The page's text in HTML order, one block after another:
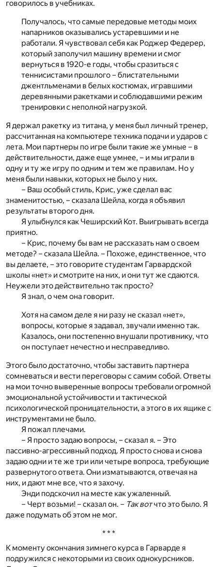
говорилось в учебниках.
Получалось, что самые передовые методы моих
напарников оказывались устаревшими и не
работали. Я чувствовал себя как Роджер Федерер,
который заполучил машину времени и смог
вернуться в 1920-е годы, чтобы сразиться с
теннисистами прошлого – блистательными
джентльменами в белых костюмах, игравшими
деревянными ракетками и соблюдавшими режим
тренировки с неполной нагрузкой.
Я держал ракетку из титана, у меня был личный тренер,
рассчитанная на компьютере техника подачи и ударов с
лета. Мои партнеры по игре были такие же умные – в
действительности, даже еще умнее, – и мы играли в
одну и ту же игру по одним и тем же правилам. Но у
меня были навыки, которых не было у них.
– Ваш особый стиль, Крис, уже сделал вас
знаменитостью, – сказала Шейла, когда я объявил
результаты второго дня.
Я улыбнулся как Чеширский Кот. Выигрывать всегда
приятно.
– Крис, почему бы вам не рассказать нам о своем
методе? – сказала Шейла. – Похоже, единственное, что
вы делаете, – это говорите студентам Гарвардской
школы «нет» и смотрите на них, и они тут же сдаются.
Неужели это действительно так просто?
Я знал, о чем она говорит.
Хотя на самом деле я ни разу не сказал «нет»,
вопросы, которые я задавал, звучали именно так.
Казалось, они постепенно внушали противнику, что
он поступает нечестно и несправедливо.
Этого было достаточно, чтобы заставить партнера
сомневаться и вести переговоры с самим собой. Ответы
на мои точно выверенные вопросы требовали огромной
эмоциональной устойчивости и тактической
психологической проницательности, а этого в их ящике с
инструментами не было.
Я пожал плечами.
– Я просто задаю вопросы, – сказал я. – Это
пассивно-агрессивный подход. Я просто снова и снова
задаю одни и те же три или четыре вопроса, требующие
развернутого ответа. Они изматываются, отвечая на
них, и дают мне все, что я захочу.
Энди подскочил на месте как ужаленный.
– Черт возьми! – сказал он. – Так вотчто это было. Я
даже подумать об этом не мог.
* * *
К моменту окончания зимнего курса в Гарварде я
подружился с некоторыми из своих однокурсников.